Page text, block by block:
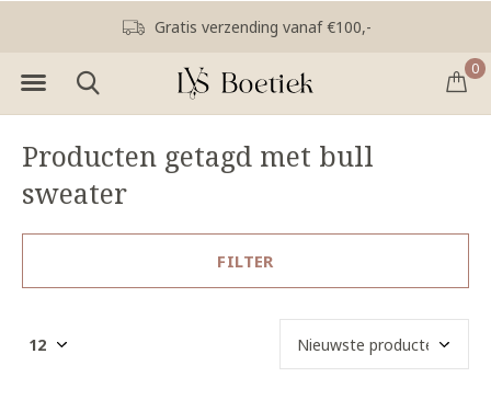
0
Gratis verzending vanaf €100,-
Producten getagd met bull
sweater
FILTER